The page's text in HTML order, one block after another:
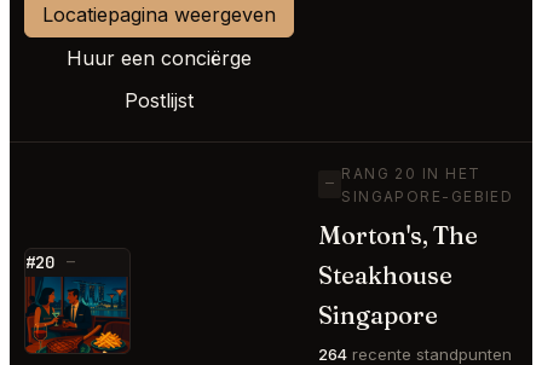
Locatiepagina weergeven
Huur een conciërge
Postlijst
#20 —
⭐
—
RANG 20 IN HET
SINGAPORE-GEBIED
Morton's, The
Steakhouse
Singapore
264 recente standpunten